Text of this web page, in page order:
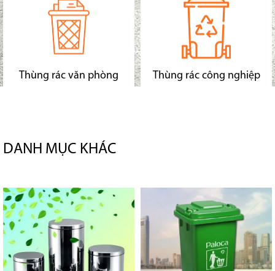
Thùng rác văn phòng Thùng rác công nghiệp
DANH MỤC KHÁC